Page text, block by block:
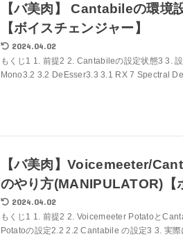
【バ美肉】 Cantabileの環境
【ボイスチェンジャー】
2024.04.02
もくじ1 1. 前提2 2. Cantabileの設定状態3 3.
Mono3.2 3.2 DeEsser3.3 3.1 RX 7 Spectral
【バ美肉】Voicemeeter/
のやり方(MANIPULATOR)【
2024.04.02
もくじ1 1. 前提2 2. Voicemeeter Potatoと
Potatoの設定2.2 2.2 Cantabile の設定3 3. 実際